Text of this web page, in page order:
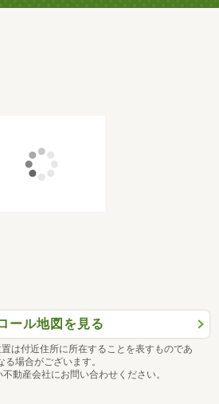
ール地図を見る
は付近住所に所在することを表すものであ
場合がございます。
動産会社にお問い合わせください。